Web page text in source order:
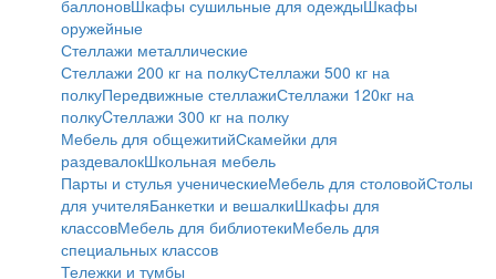
баллоновШкафы сушильные для одеждыШкафы
оружейные
Стеллажи металлические
Стеллажи 200 кг на полкуСтеллажи 500 кг на
полкуПередвижные стеллажиСтеллажи 120кг на
полкуCтеллажи 300 кг на полку
Мебель для общежитийСкамейки для
раздевалокШкольная мебель
Парты и стулья ученическиеМебель для столовойСтолы
для учителяБанкетки и вешалкиШкафы для
классовМебель для библиотекиМебель для
специальных классов
Тележки и тумбы